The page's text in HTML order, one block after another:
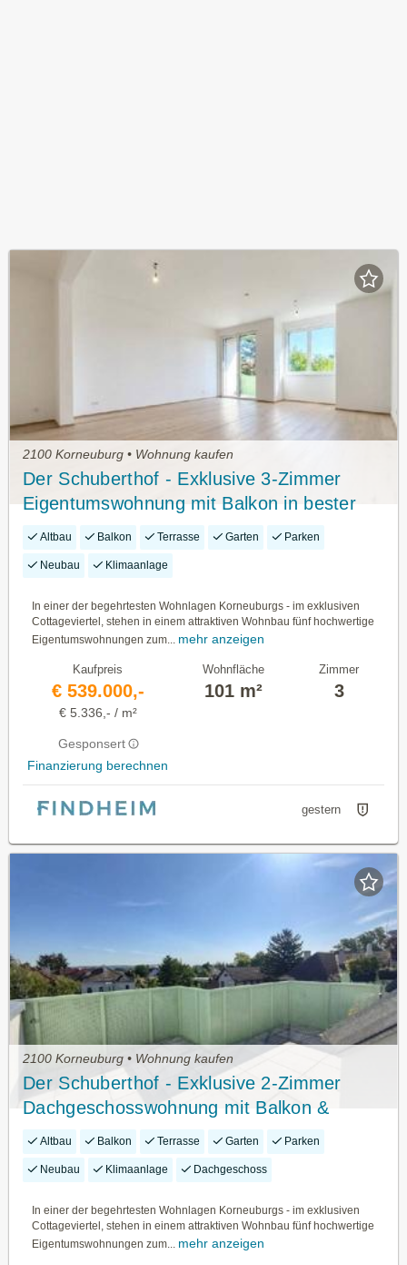
2100 Korneuburg • Wohnung kaufen
Der Schuberthof - Exklusive 3-Zimmer
Eigentumswohnung mit Balkon in bester
Korneuburger Wohnlage - Stilvolle
Altbau Balkon Terrasse Garten Parken
Neubau Klimaanlage
In einer der begehrtesten Wohnlagen Korneuburgs - im exklusiven
Cottageviertel, stehen in einem attraktiven Wohnbau fünf hochwertige
Eigentumswohnungen zum... mehr anzeigen
Kaufpreis
€ 539.000,-
€ 5.336,- / m²
Gesponsert
Finanzierung berechnen
Wohnfläche
101 m²
Zimmer
3
gestern
2100 Korneuburg • Wohnung kaufen
Der Schuberthof - Exklusive 2-Zimmer
Dachgeschosswohnung mit Balkon &
Terrasse in bester Korneuburger Wohnlage
Altbau Balkon Terrasse Garten Parken
Neubau Klimaanlage Dachgeschoss
In einer der begehrtesten Wohnlagen Korneuburgs - im exklusiven
Cottageviertel, stehen in einem attraktiven Wohnbau fünf hochwertige
Eigentumswohnungen zum...
mehr anzeigen